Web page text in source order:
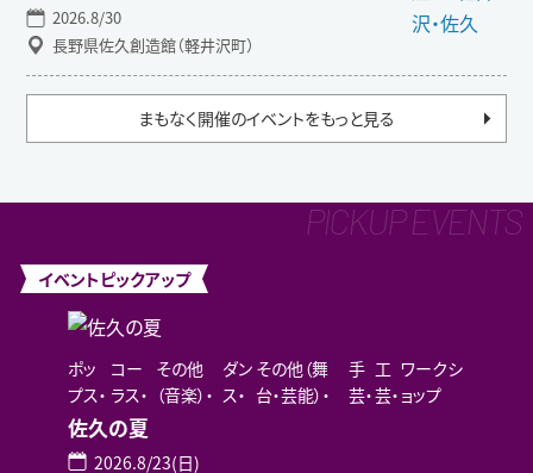
2026.8/30
長野県佐久創造館（軽井沢町）
まもなく開催のイベントをもっと見る
イベントピックアップ
ポッ
プス
コー
ラス
その他
（音楽）
ダン
ス
その他（舞
台・芸能）
手
芸
工
芸
ワークシ
ョップ
佐久の夏
2026.8/23(日)